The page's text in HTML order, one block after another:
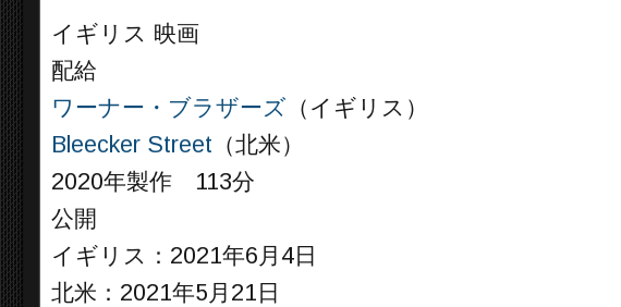
イギリス 映画
配給
ワーナー・ブラザーズ （イギリス）
Bleecker Street （北米）
2020年製作 113分
公開
イギリス：2021年6月4日
北米：2021年5月21日